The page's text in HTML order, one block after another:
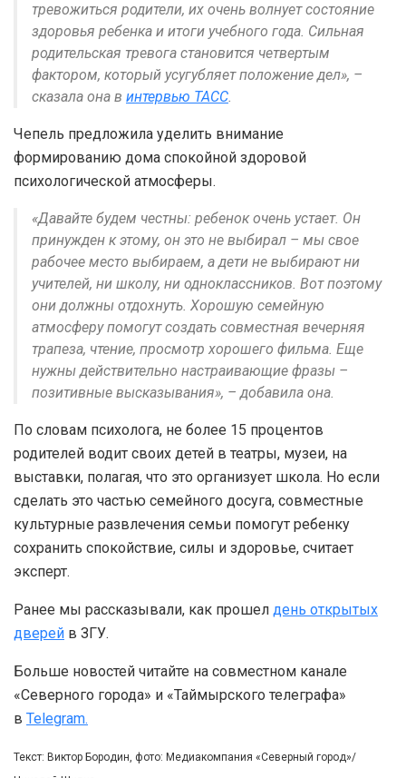
тревожиться родители, их очень волнует состояние
здоровья ребенка и итоги учебного года. Сильная
родительская тревога становится четвертым
фактором, который усугубляет положение дел», –
сказала она в интервью ТАСС.
Чепель предложила уделить внимание
формированию дома спокойной здоровой
психологической атмосферы.
«Давайте будем честны: ребенок очень устает. Он
принужден к этому, он это не выбирал – мы свое
рабочее место выбираем, а дети не выбирают ни
учителей, ни школу, ни одноклассников. Вот поэтому
они должны отдохнуть. Хорошую семейную
атмосферу помогут создать совместная вечерняя
трапеза, чтение, просмотр хорошего фильма. Еще
нужны действительно настраивающие фразы –
позитивные высказывания», – добавила она.
По словам психолога, не более 15 процентов
родителей водит своих детей в театры, музеи, на
выставки, полагая, что это организует школа. Но если
сделать это частью семейного досуга, совместные
культурные развлечения семьи помогут ребенку
сохранить спокойствие, силы и здоровье, считает
эксперт.
Ранее мы рассказывали, как прошел день открытых
дверей в ЗГУ.
Больше новостей читайте на совместном канале
«Северного города» и «Таймырского телеграфа»
в Telegram.
Текст: Виктор Бородин, фото: Медиакомпания «Северный город»/